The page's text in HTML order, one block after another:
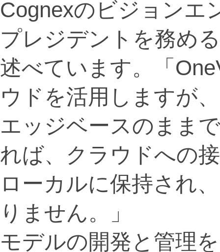
Cognexのビジョンエ
プレジデントを務め
述べています。「
ウドを活用しますが
エッジベースのまま
れば、クラウドへの
ローカルに保持され
りません。」
モデルの開発と管理